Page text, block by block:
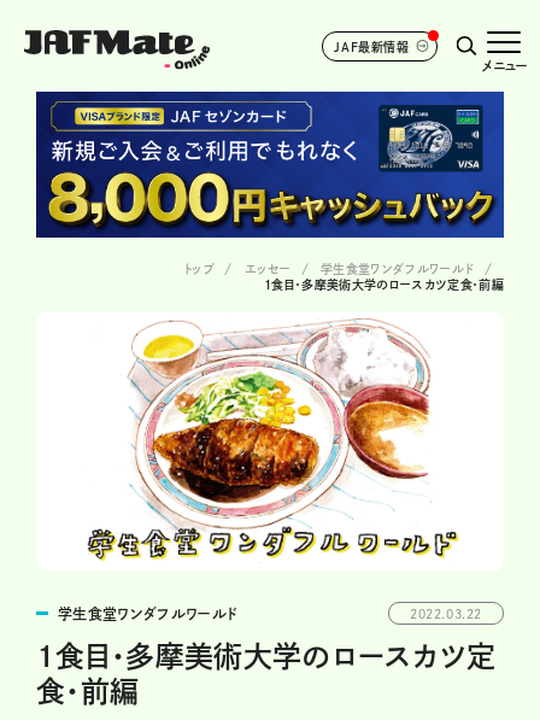
JAF最新情報
メニュー
トップ エッセー
学生食堂ワンダフルワールド
1食目・多摩美術大学のロースカツ定食・前編
学生食堂ワンダフルワールド 2022.03.22
1食目・多摩美術大学のロースカツ定
食・前編